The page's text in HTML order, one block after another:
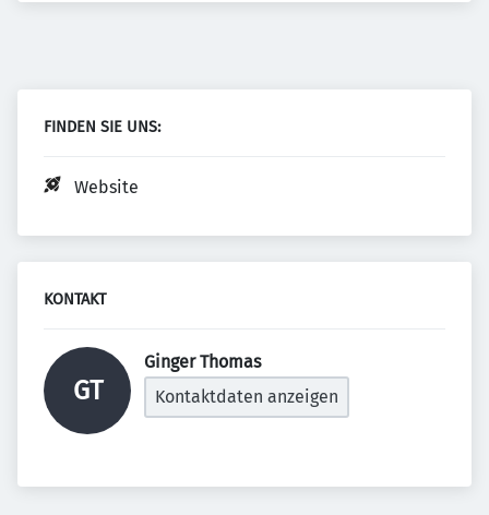
FINDEN SIE UNS:
Website
KONTAKT
GT
Ginger Thomas
Kontaktdaten anzeigen